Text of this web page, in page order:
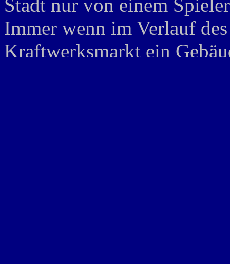
Stadt nur von einem
Immer wenn im Verlauf
Kraftwerksmarkt ein